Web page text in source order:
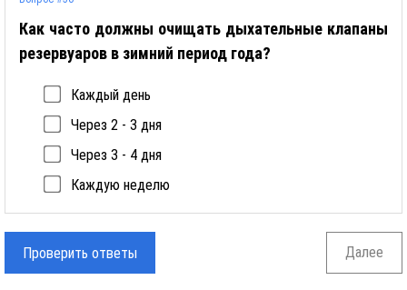
Как часто должны очищать дыхательные клапаны
резервуаров в зимний период года?
Каждый день
Через 2 - 3 дня
Через 3 - 4 дня
Каждую неделю
Проверить ответы Далее